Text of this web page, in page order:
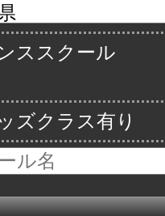
ススクール
ズクラス有り